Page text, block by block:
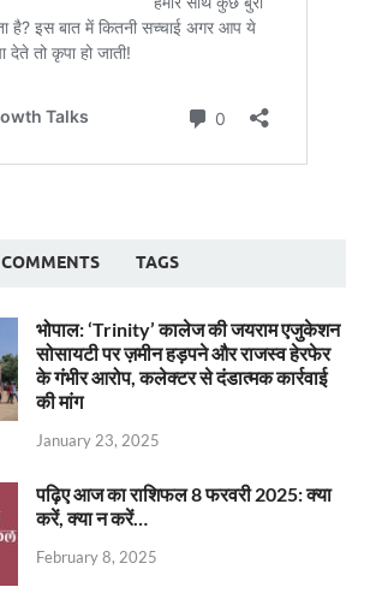
COMMENTS TAGS
भोपाल: ‘Trinity’ कालेज की जयराम एजुकेशन
सोसायटी पर ज़मीन हड़पने और राजस्व हेरफेर
के गंभीर आरोप, कलेक्टर से दंडात्मक कार्रवाई
की मांग
January 23, 2025
पढ़िए आज का राशिफल 8 फरवरी 2025: क्या
करें, क्या न करें…
February 8, 2025